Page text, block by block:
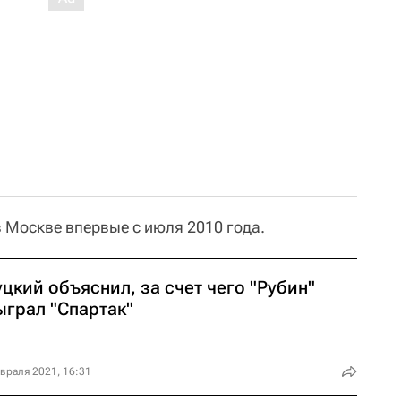
впервые с июля 2010 года.
объяснил, за счет чего "Рубин"
"Спартак"
2021, 16:31